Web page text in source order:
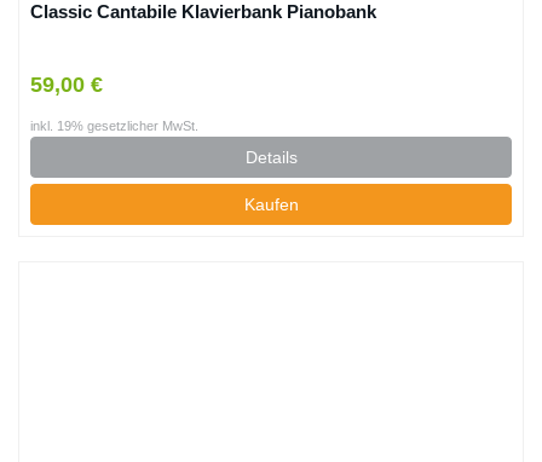
Classic Cantabile Klavierbank Pianobank
59,00 €
inkl. 19% gesetzlicher MwSt.
Details
Kaufen